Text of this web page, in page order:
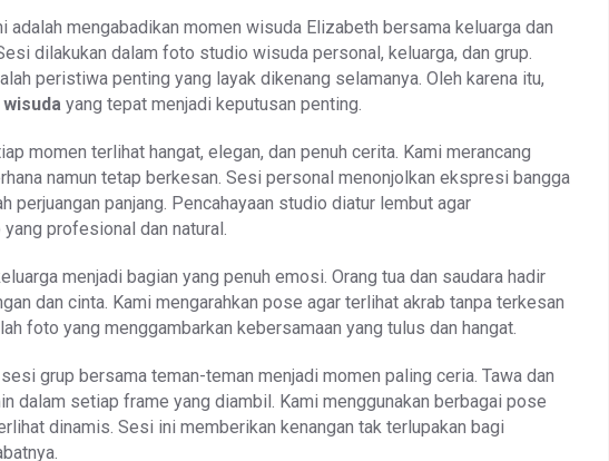
adalah mengabadikan momen wisuda Elizabeth bersama keluarga dan
dilakukan dalam foto studio wisuda personal, keluarga, dan grup.
peristiwa penting yang layak dikenang selamanya. Oleh karena itu,
yang tepat menjadi keputusan penting.
momen terlihat hangat, elegan, dan penuh cerita. Kami merancang
namun tetap berkesan. Sesi personal menonjolkan ekspresi bangga
perjuangan panjang. Pencahayaan studio diatur lembut agar
profesional dan natural.
menjadi bagian yang penuh emosi. Orang tua dan saudara hadir
dan cinta. Kami mengarahkan pose agar terlihat akrab tanpa terkesan
foto yang menggambarkan kebersamaan yang tulus dan hangat.
grup bersama teman-teman menjadi momen paling ceria. Tawa dan
dalam setiap frame yang diambil. Kami menggunakan berbagai pose
dinamis. Sesi ini memberikan kenangan tak terlupakan bagi